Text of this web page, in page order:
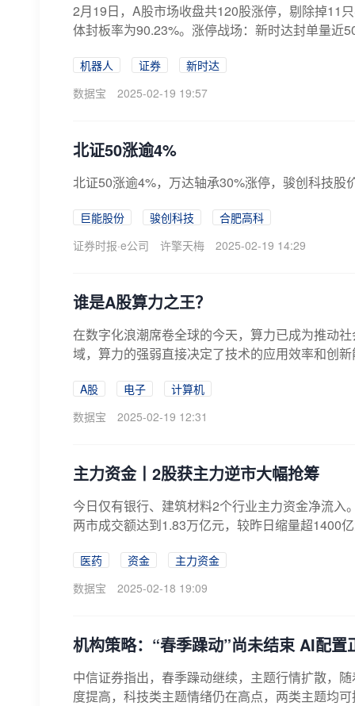
2月19日，A股市场收盘共120股涨停，剔除掉11
体封板率为90.23%。涨停战场：新时达封单量近
机器人 证券
新时达
数据宝
2025-02-19 19:57
北证50涨逾4%
北证50涨逾4%，万达轴承30%涨停，骏创科技
巨能股份 骏创科技
合肥高科
证券时报·e公司
许擎天梅 2025-02-19 14:29
谁是A股算力之王？
在数字化浪潮席卷全球的今天，算力已成为推动
域，算力的强弱直接决定了技术的应用效率和创
A股 电子
计算机
数据宝
2025-02-19 12:31
主力资金丨2股获主力逆市大幅抢筹
今日仅有银行、建筑材料2个行业主力资金净流
两市成交额达到1.83万亿元，较昨日缩量超1400
医药 资金
主力资金
数据宝
2025-02-18 19:09
机构策略：“春季躁动”尚未结束 AI配置
中信证券指出，春季躁动继续，主题行情扩散，
度提高，科技类主题情绪仍在高点，两类主题均